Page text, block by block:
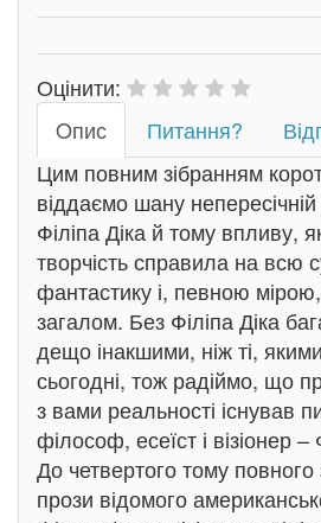
Оцінити:
Oпис
Питання?
Цим повним зібранням
віддаємо шану непересічній
Філіпа Діка й тому впливу,
творчість справила на всю
фантастику і, певною
загалом. Без Філіпа Діка
дещо інакшими, ніж ті,
сьогодні, тож радіймо, що
з вами реальності існував
філософ, есеїст і візіонер –
До четвертого тому повного
прози відомого